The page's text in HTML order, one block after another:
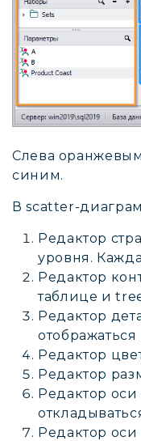
Слева
синим.
В scatter-
Редактор
уровня.
Редактор
таблице и
Редактор
Редактор
Редактор
Редактор оси
Редактор оси